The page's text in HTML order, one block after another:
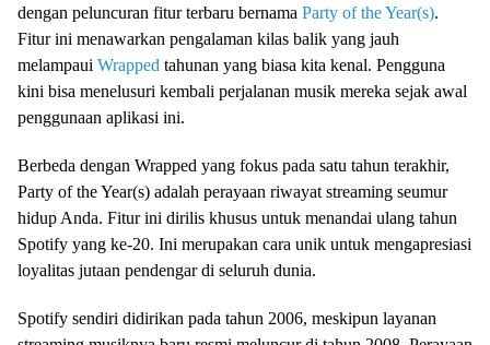
dengan peluncuran fitur terbaru bernama Party of the Year(s).
Fitur ini menawarkan pengalaman kilas balik yang jauh
melampaui Wrapped tahunan yang biasa kita kenal. Pengguna
kini bisa menelusuri kembali perjalanan musik mereka sejak awal
penggunaan aplikasi ini.
Berbeda dengan Wrapped yang fokus pada satu tahun terakhir,
Party of the Year(s) adalah perayaan riwayat streaming seumur
hidup Anda. Fitur ini dirilis khusus untuk menandai ulang tahun
Spotify yang ke-20. Ini merupakan cara unik untuk mengapresiasi
loyalitas jutaan pendengar di seluruh dunia.
Spotify sendiri didirikan pada tahun 2006, meskipun layanan